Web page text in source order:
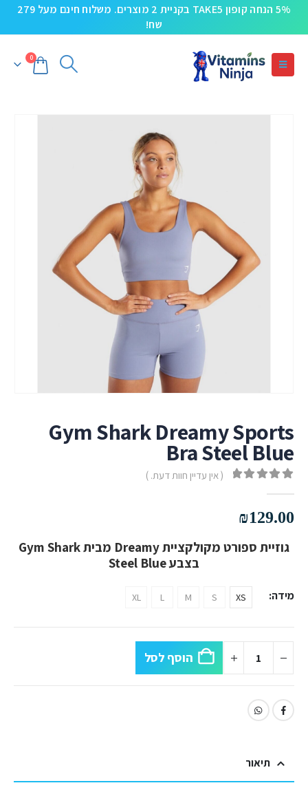
5% הנחה קופון TAKE5 בקניית 2 מוצרים. משלוח חינם מעל 279
שח!
0
Gym Shark Dreamy Sports
Bra Steel Blue
( אין עדיין חוות דעת. )
₪129.00
גוזיית ספורט מקולקציית Dreamy מבית Gym Shark
בצבע Steel Blue
מידה XS
S
M
L
XL
הוסף לסל
תיאור